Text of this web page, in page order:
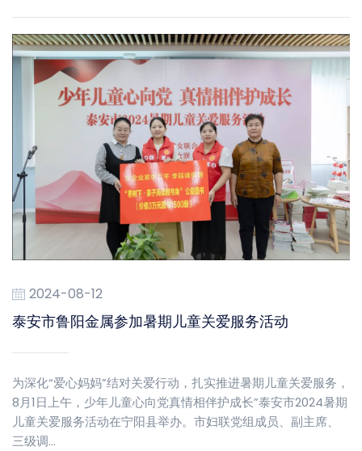
2024-08-12
泰安市鲁阳金属参加暑期儿童关爱服务活动
为深化“爱心妈妈”结对关爱行动，扎实推进暑期儿童关爱服务，
8月1日上午，少年儿童心向党真情相伴护成长”泰安市2024暑期
儿童关爱服务活动在宁阳县举办。市妇联党组成员、副主席、
三级调…